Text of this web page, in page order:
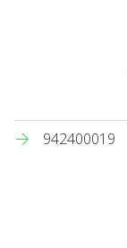
942400019